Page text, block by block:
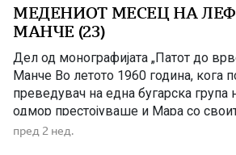
МЕДЕНИОТ МЕСЕЦ НА
МАНЧЕ (23)
Дел од монографијата „Патот до
Манче Во летото 1960 година, кога
преведувач на една бугарска група
одмор престојуваше и Мара со
Ева. Ја поканив да дојде со мене со
пред 2 нед.